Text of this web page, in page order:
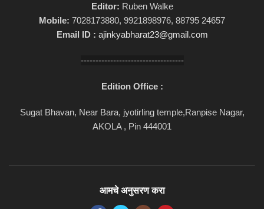
Editor: Ruben Walke
Mobile: 7028173880, 9921898976, 88795 24657
Email ID : ajinkyabharat23@gmail.com
-----------------------------------
Edition Office :
Sugat Bhavan, Near Bara, jyotirling temple,Ranpise Nagar,
AKOLA , Pin 444001
आमचे अनुसरण करा